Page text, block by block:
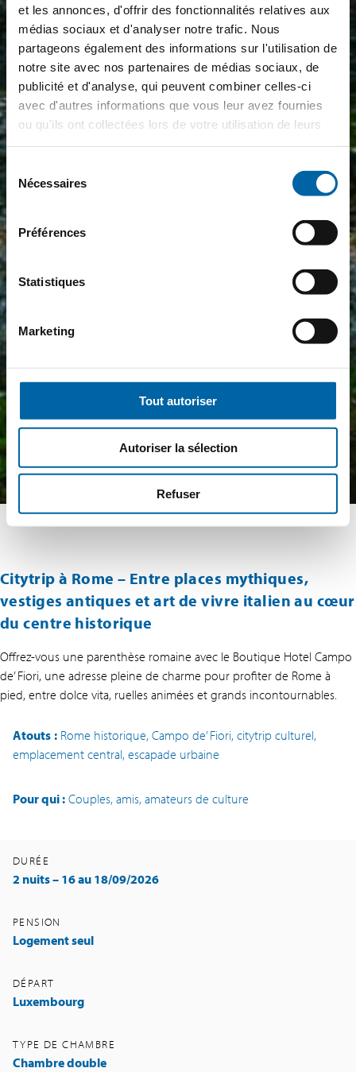
et les annonces, d'offrir des fonctionnalités relatives aux
médias sociaux et d'analyser notre trafic. Nous
partageons également des informations sur l'utilisation de
notre site avec nos partenaires de médias sociaux, de
publicité et d'analyse, qui peuvent combiner celles-ci
avec d'autres informations que vous leur avez fournies
ou qu'ils ont collectées lors de votre utilisation de leurs
consentement
Nécessaires
Préférences
Statistiques
Marketing
Tout autoriser
Autoriser la sélection
Refuser
Citytrip à Rome – Entre places mythiques,
vestiges antiques et art de vivre italien au cœur
du centre historique
Offrez-vous une parenthèse romaine avec le Boutique Hotel Campo
de’ Fiori, une adresse pleine de charme pour profiter de Rome à
pied, entre dolce vita, ruelles animées et grands incontournables.
Atouts : Rome historique, Campo de’ Fiori, citytrip culturel,
emplacement central, escapade urbaine
Pour qui : Couples, amis, amateurs de culture
DURÉE
2 nuits – 16 au 18/09/2026
PENSION
Logement seul
DÉPART
Luxembourg
TYPE DE CHAMBRE
Chambre double